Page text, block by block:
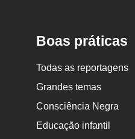
Boas práticas
Todas as reportagens
Grandes temas
Consciência Negra
Educação infantil